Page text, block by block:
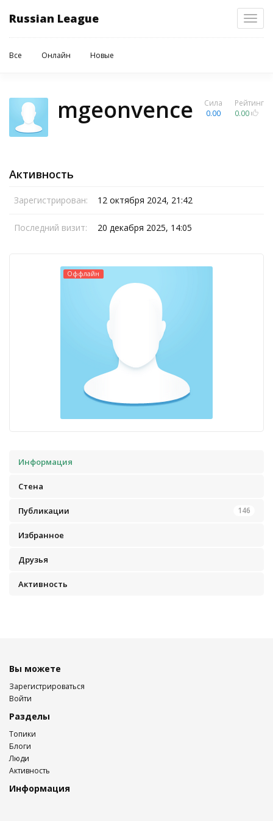
Russian League
Все Онлайн Новые
Рейтинг
0.00
Сила
0.00
mgeonvence
Активность
Зарегистрирован: 12 октября 2024, 21:42
Последний визит: 20 декабря 2025, 14:05
Оффлайн
Информация
Стена
Публикации 146
Избранное
Друзья
Активность
Вы можете
Зарегистрироваться
Войти
Разделы
Топики
Блоги
Люди
Активность
Информация